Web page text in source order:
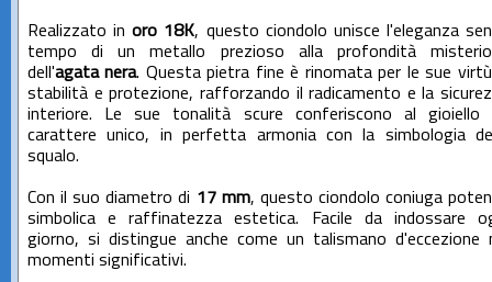
Realizzato inoro 18K, questo ciondolo unisce l'eleganza
tempo di un metallo prezioso alla profondità
dell'agata nera. Questa pietra fine è rinomata per le sue
stabilità e protezione, rafforzando il radicamento e la
interiore. Le sue tonalità scure conferiscono al gioiello
carattere unico, in perfetta armonia con la simbologia
squalo.
Con il suo diametro di 17 mm, questo ciondolo coniuga
simbolica e raffinatezza estetica. Facile da indossare
giorno, si distingue anche come un talismano d'eccezione
momenti significativi.